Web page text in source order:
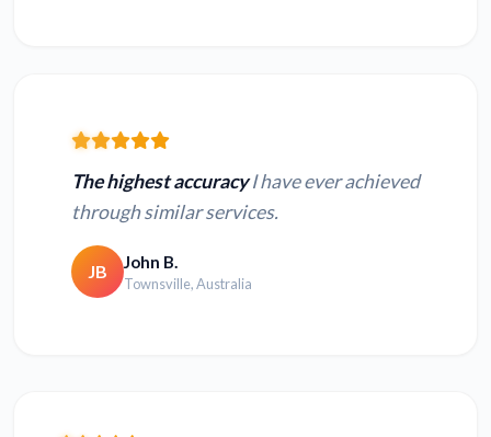
The highest accuracyI have ever achieved
through similar services.
JB John B.
Townsville, Australia